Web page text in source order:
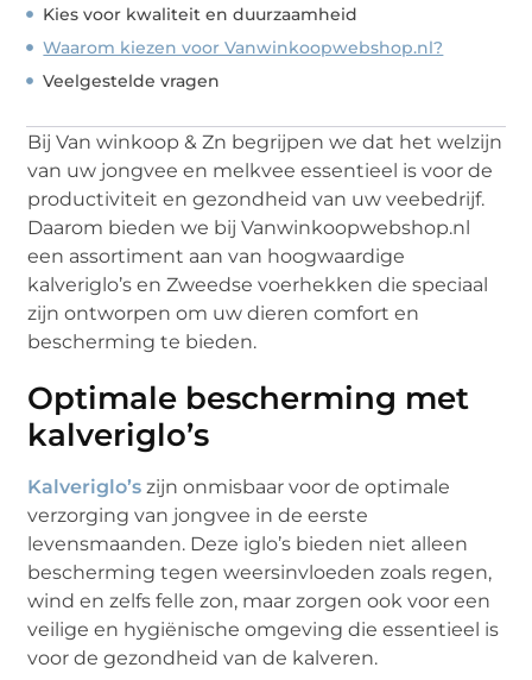
Kies voor kwaliteit en duurzaamheid
Waarom kiezen voor Vanwinkoopwebshop.nl?
Veelgestelde vragen
Bij Van winkoop & Zn begrijpen we dat het welzijn
van uw jongvee en melkvee essentieel is voor de
productiviteit en gezondheid van uw veebedrijf.
Daarom bieden we bij Vanwinkoopwebshop.nl
een assortiment aan van hoogwaardige
kalveriglo’s en Zweedse voerhekken die speciaal
zijn ontworpen om uw dieren comfort en
bescherming te bieden.
Optimale bescherming met
kalveriglo’s
Kalveriglo’s zijn onmisbaar voor de optimale
verzorging van jongvee in de eerste
levensmaanden. Deze iglo’s bieden niet alleen
bescherming tegen weersinvloeden zoals regen,
wind en zelfs felle zon, maar zorgen ook voor een
veilige en hygiënische omgeving die essentieel is
voor de gezondheid van de kalveren.